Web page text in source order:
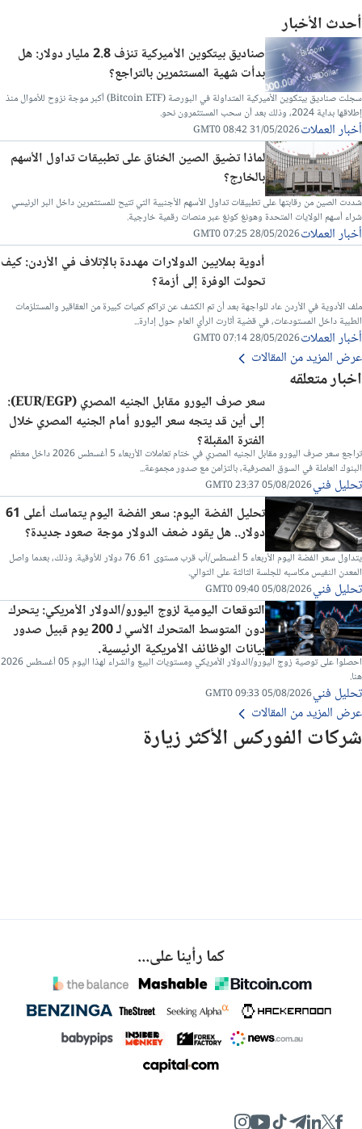
شركات الفوركس الأكثر زيارة
أحدث الأخبار
صناديق بيتكوين الأميركية تنزف 2.8 مليار دولار: هل
بدأت شهية المستثمرين بالتراجع؟
سجلت صناديق بيتكوين الأميركية المتداولة في البورصة (Bitcoin ETF) أكبر موجة نزوح للأموال منذ
إطلاقها بداية 2024، وذلك بعد أن سحب المستثمرون نحو.
أخبار العملات31/05/2026 08:42 GMT0
لماذا تضيق الصين الخناق على تطبيقات تداول الأسهم
بالخارج؟
شددت الصين من رقابتها على تطبيقات تداول الأسهم الأجنبية التي تتيح للمستثمرين داخل البر الرئيسي
شراء أسهم الولايات المتحدة وهونغ كونغ عبر منصات رقمية خارجية.
أخبار العملات28/05/2026 07:25 GMT0
أدوية بملايين الدولارات مهددة بالإتلاف في الأردن: كيف
تحولت الوفرة إلى أزمة؟
ملف الأدوية في الأردن عاد للواجهة بعد أن تم الكشف عن تراكم كميات كبيرة من العقاقير والمستلزمات
الطبية داخل المستودعات، في قضية أثارت الرأي العام حول إدارة...
أخبار العملات28/05/2026 07:14 GMT0
عرض المزيد من المقالات
اخبار متعلقه
سعر صرف اليورو مقابل الجنيه المصري (EUR/EGP):
إلى أين قد يتجه سعر اليورو أمام الجنيه المصري خلال
الفترة المقبلة؟
تراجع سعر صرف اليورو مقابل الجنيه المصري في ختام تعاملات الأربعاء 5 أغسطس 2026 داخل معظم
البنوك العاملة في السوق المصرفية، بالتزامن مع صدور مجموعة...
تحليل فني05/08/2026 23:37 GMT0
تحليل الفضة اليوم: سعر الفضة اليوم يتماسك أعلى 61
دولار.. هل يقود ضعف الدولار موجة صعود جديدة؟
يتداول سعر الفضة اليوم الأربعاء 5 أغسطس/آب قرب مستوى 61. 76 دولار للأوقية. وذلك، بعدما واصل
المعدن النفيس مكاسبه للجلسة الثالثة على التوالي.
تحليل فني05/08/2026 09:40 GMT0
التوقعات اليومية لزوج اليورو/الدولار الأمريكي: يتحرك
دون المتوسط المتحرك الأسي لـ 200 يوم قبيل صدور
بيانات الوظائف الأمريكية الرئيسية.
احصلوا على توصية زوج اليورو/الدولار الأمريكي ومستويات البيع والشراء لهذا اليوم 05 أغسطس 2026
هنا.
تحليل فني05/08/2026 09:33 GMT0
عرض المزيد من المقالات
كما رأينا على...